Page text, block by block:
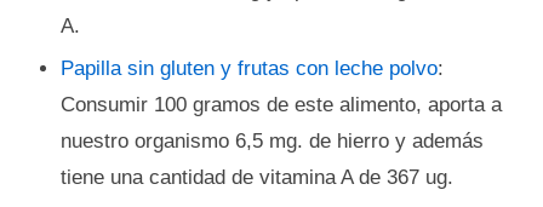
A.
Papilla sin gluten y frutas con leche polvo:
Consumir 100 gramos de este alimento, aporta a
nuestro organismo 6,5 mg. de hierro y además
tiene una cantidad de vitamina A de 367 ug.